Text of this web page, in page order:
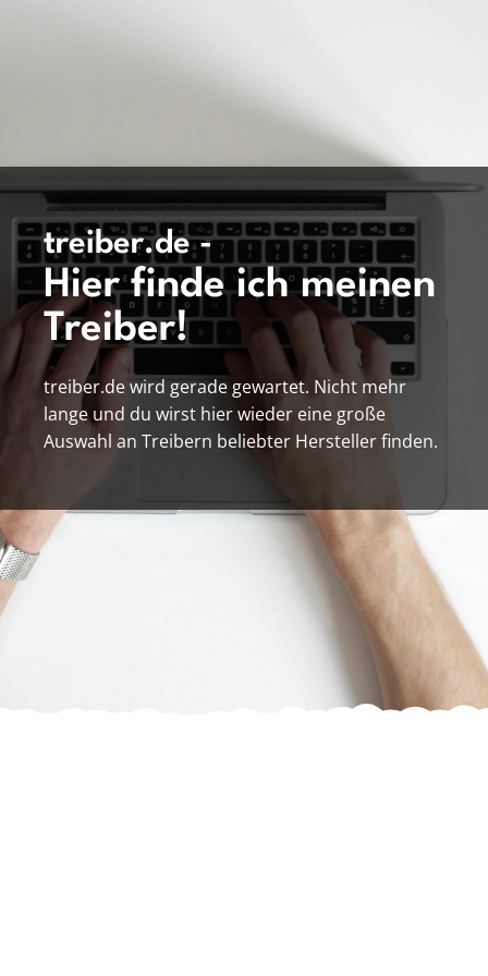
treiber.de -
Hier finde ich meinen
Treiber!
treiber.de wird gerade gewartet. Nicht mehr
lange und du wirst hier wieder eine große
Auswahl an Treibern beliebter Hersteller finden.